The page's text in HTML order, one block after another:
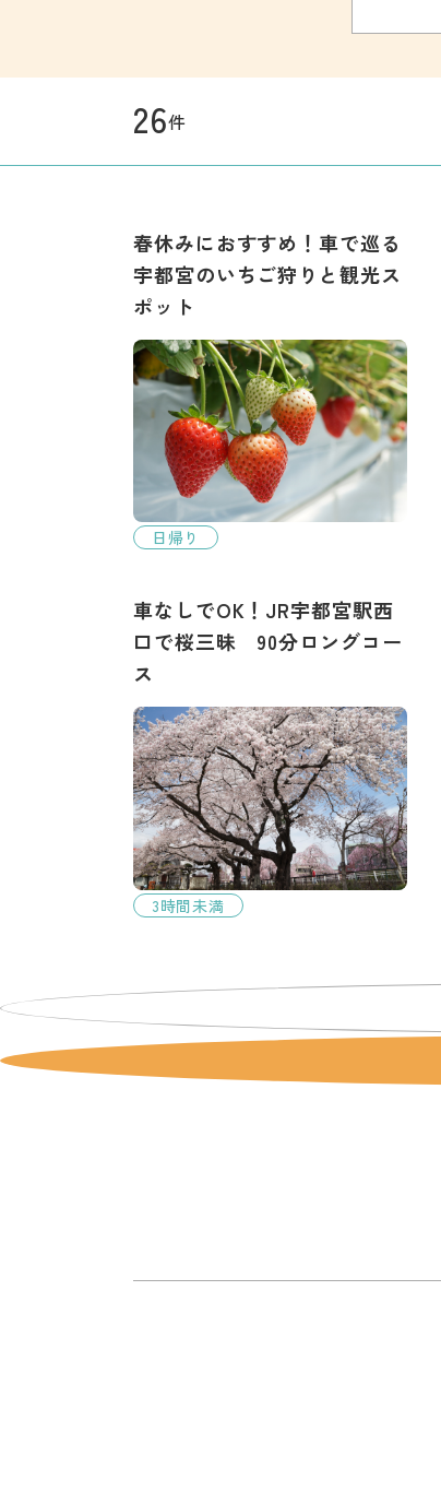
26件
春休みにおすすめ！車で巡る
宇都宮のいちご狩りと観光ス
ポット
日帰り
車なしでOK！JR宇都宮駅西
口で桜三昧 90分ロングコー
ス
3時間未満